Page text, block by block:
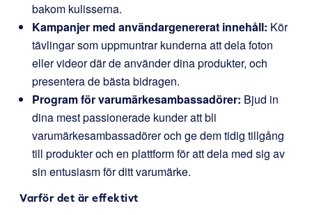
bakom kulisserna.
Kampanjer med användargenererat innehåll: Kör
tävlingar som uppmuntrar kunderna att dela foton
eller videor där de använder dina produkter, och
presentera de bästa bidragen.
Program för varumärkesambassadörer: Bjud in
dina mest passionerade kunder att bli
varumärkesambassadörer och ge dem tidig tillgång
till produkter och en plattform för att dela med sig av
sin entusiasm för ditt varumärke.
Varför det är effektivt